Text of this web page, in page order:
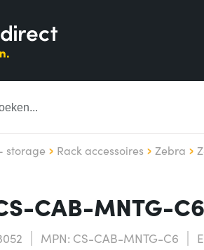
storage Rack accessoires Zebra
CAB-MNTG-
MPN: CS-CAB-MNTG-C6